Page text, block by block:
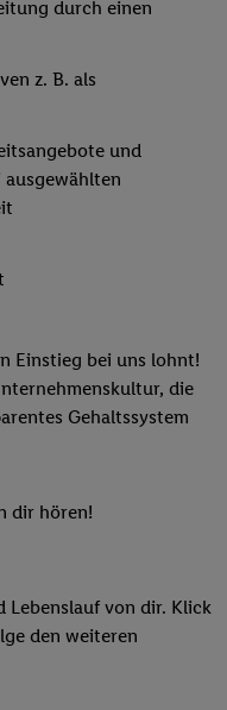
durch einen
z. B. als
und
Einstieg bei uns lohnt!
die
Gehaltssystem
dir hören!
Lebenslauf von dir. Klick
den weiteren